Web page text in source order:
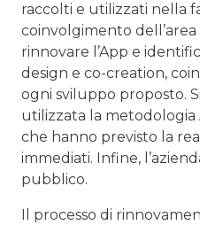
raccolti e utilizzati nella
coinvolgimento
rinnovare l’App e
design e co-creation,
ogni sviluppo proposto.
utilizzata la metodologia
che hanno previsto la
immediati. Infine,
pubblico.
Il processo di